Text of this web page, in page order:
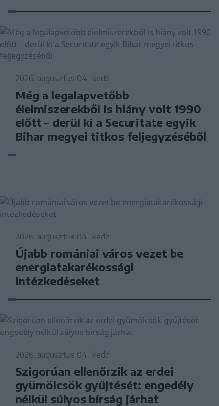
2026. augusztus 04., kedd
Még a legalapvetőbb
élelmiszerekből is hiány volt 1990
előtt – derül ki a Securitate egyik
Bihar megyei titkos feljegyzéséből
2026. augusztus 04., kedd
Újabb romániai város vezet be
energiatakarékossági
intézkedéseket
2026. augusztus 04., kedd
Szigorúan ellenőrzik az erdei
gyümölcsök gyűjtését: engedély
nélkül súlyos bírság járhat